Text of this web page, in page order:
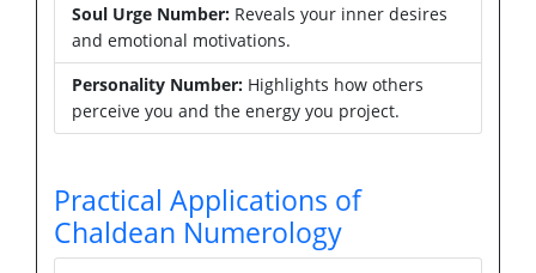
Soul Urge Number: Reveals your inner desires
and emotional motivations.
Personality Number: Highlights how others
perceive you and the energy you project.
Practical Applications of
Chaldean Numerology